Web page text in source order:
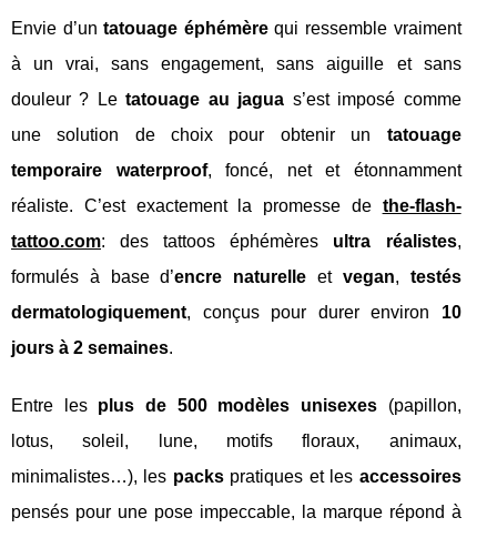
Envie d’untatouage éphémèrequi ressemble vraiment
à un vrai, sans engagement, sans aiguille et sans
douleur ? Letatouage au jagua s’est imposé comme
une solution de choix pour obtenir un tatouage
temporaire waterproof, foncé, net et étonnamment
réaliste. C’est exactement la promesse de the-flash-
tattoo.com: des tattoos éphémères ultra réalistes,
formulés à base d’encre naturelle et vegan, testés
dermatologiquement, conçus pour durer environ 10
jours à 2 semaines.
Entre les plus de 500 modèles unisexes(papillon,
lotus, soleil, lune, motifs floraux, animaux,
minimalistes…), les packspratiques et les accessoires
pensés pour une pose impeccable, la marque répond à